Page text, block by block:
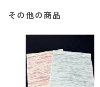
その他の商品